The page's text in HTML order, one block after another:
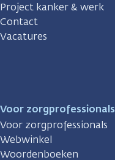
Project kanker & werk
Contact
Vacatures
Voor zorgprofessionals
Voor zorgprofessionals
Webwinkel
Woordenboeken